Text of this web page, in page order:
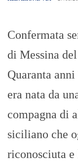
Confermata
di Messina
Quaranta
era nata da
compagna di
siciliano che
riconosciuta e